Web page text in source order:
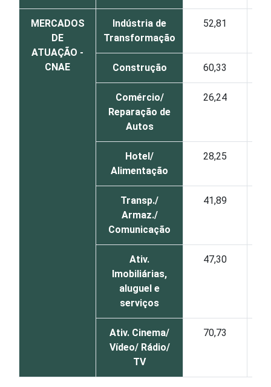
MERCADOS
DE
ATUAÇÃO -
CNAE
Indústria de
Transformação
52,81
Construção 60,33
Comércio/
Reparação de
Autos
26,24
Hotel/
Alimentação
28,25
Transp./
Armaz./
Comunicação
41,89
Ativ.
Imobiliárias,
aluguel e
serviços
47,30
Ativ. Cinema/
Vídeo/ Rádio/
TV
70,73